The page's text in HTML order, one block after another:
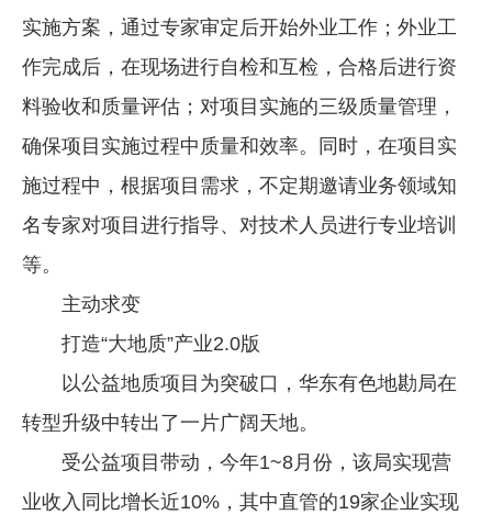
实施方案，通过专家审定后开始外业工作；外业工
作完成后，在现场进行自检和互检，合格后进行资
料验收和质量评估；对项目实施的三级质量管理，
确保项目实施过程中质量和效率。同时，在项目实
施过程中，根据项目需求，不定期邀请业务领域知
名专家对项目进行指导、对技术人员进行专业培训
等。
主动求变
打造“大地质”产业2.0版
以公益地质项目为突破口，华东有色地勘局在
转型升级中转出了一片广阔天地。
受公益项目带动，今年1~8月份，该局实现营
业收入同比增长近10%，其中直管的19家企业实现